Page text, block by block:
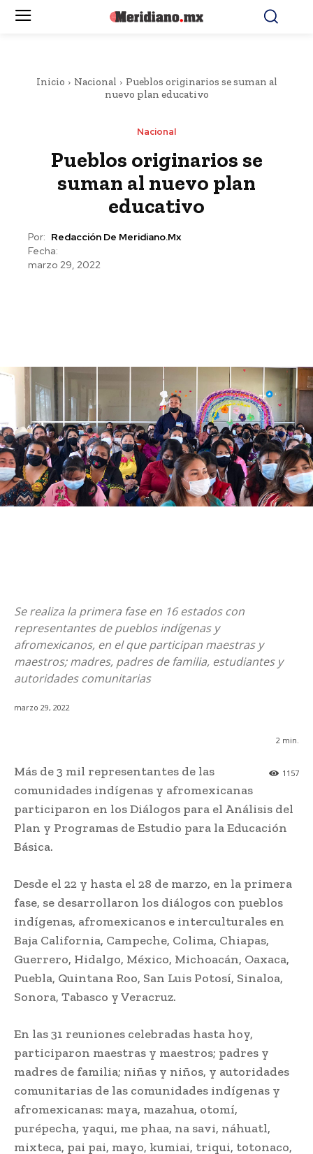
Inicio Nacional
Pueblos originarios se suman al
nuevo plan educativo
Nacional
Pueblos originarios se
suman al nuevo plan
educativo
Por: Redacción De Meridiano.mx
Fecha:
marzo 29, 2022
Se realiza la primera fase en 16 estados con
representantes de pueblos indígenas y
afromexicanos, en el que participan maestras y
maestros; madres, padres de familia, estudiantes y
autoridades comunitarias
marzo 29, 2022
2 min.
1157
Más de 3 mil representantes de las
comunidades indígenas y afromexicanas
participaron en los Diálogos para el Análisis del
Plan y Programas de Estudio para la Educación
Básica.
Desde el 22 y hasta el 28 de marzo, en la primera
fase, se desarrollaron los diálogos con pueblos
indígenas, afromexicanos e interculturales en
Baja California, Campeche, Colima, Chiapas,
Guerrero, Hidalgo, México, Michoacán, Oaxaca,
Puebla, Quintana Roo, San Luis Potosí, Sinaloa,
Sonora, Tabasco y Veracruz.
En las 31 reuniones celebradas hasta hoy,
participaron maestras y maestros; padres y
madres de familia; niñas y niños, y autoridades
comunitarias de las comunidades indígenas y
afromexicanas: maya, mazahua, otomí,
purépecha, yaqui, me phaa, na savi, náhuatl,
mixteca, pai pai, mayo, kumiai, triqui, totonaco,